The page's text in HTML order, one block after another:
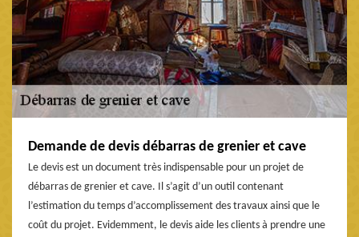
Demande de devis débarras de grenier et cave
Le devis est un document très indispensable pour un projet de
débarras de grenier et cave. Il s’agit d’un outil contenant
l’estimation du temps d’accomplissement des travaux ainsi que le
coût du projet. Evidemment, le devis aide les clients à prendre une